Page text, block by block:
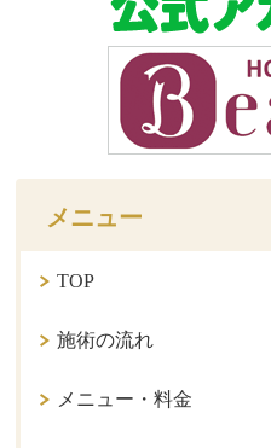
メニュー
TOP
施術の流れ
メニュー・料金